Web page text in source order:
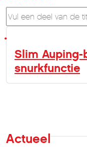
Vul een deel van de
Slim
snurkfunctie
Actueel